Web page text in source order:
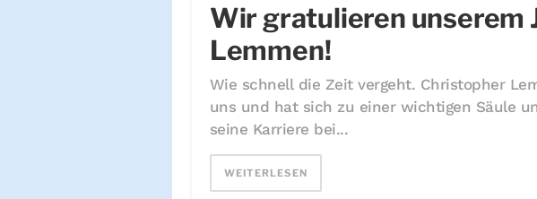
Wir gratulieren unserem
Lemmen!
Wie schnell die Zeit vergeht. Christopher
uns und hat sich zu einer wichtigen Säule
seine Karriere bei...
WEITERLESEN